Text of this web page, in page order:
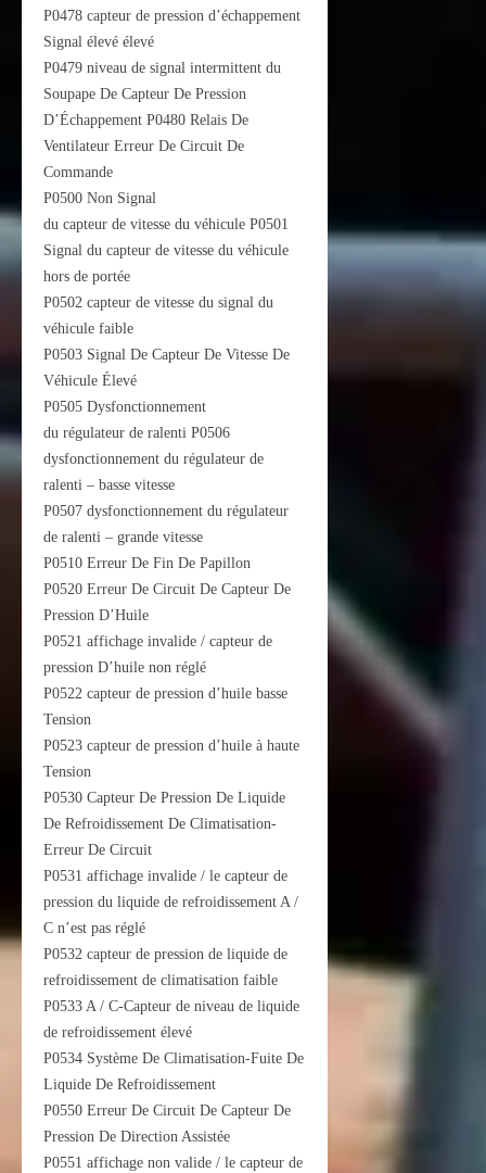
P0478 capteur de pression d’échappement
Signal élevé élevé
P0479 niveau de signal intermittent du
Soupape De Capteur De Pression
D’Échappement P0480 Relais De
Ventilateur Erreur De Circuit De
Commande
P0500 Non Signal
du capteur de vitesse du véhicule P0501
Signal du capteur de vitesse du véhicule
hors de portée
P0502 capteur de vitesse du signal du
véhicule faible
P0503 Signal De Capteur De Vitesse De
Véhicule Élevé
P0505 Dysfonctionnement
du régulateur de ralenti P0506
dysfonctionnement du régulateur de
ralenti – basse vitesse
P0507 dysfonctionnement du régulateur
de ralenti – grande vitesse
P0510 Erreur De Fin De Papillon
P0520 Erreur De Circuit De Capteur De
Pression D’Huile
P0521 affichage invalide / capteur de
pression D’huile non réglé
P0522 capteur de pression d’huile basse
Tension
P0523 capteur de pression d’huile à haute
Tension
P0530 Capteur De Pression De Liquide
De Refroidissement De Climatisation-
Erreur De Circuit
P0531 affichage invalide / le capteur de
pression du liquide de refroidissement A /
C n’est pas réglé
P0532 capteur de pression de liquide de
refroidissement de climatisation faible
P0533 A / C-Capteur de niveau de liquide
de refroidissement élevé
P0534 Système De Climatisation-Fuite De
Liquide De Refroidissement
P0550 Erreur De Circuit De Capteur De
Pression De Direction Assistée
P0551 affichage non valide / le capteur de